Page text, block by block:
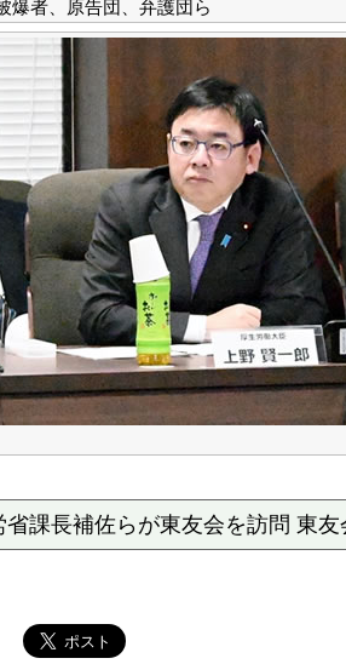
爆者、原告団、弁護団ら
省課長補佐らが東友会を訪問 東